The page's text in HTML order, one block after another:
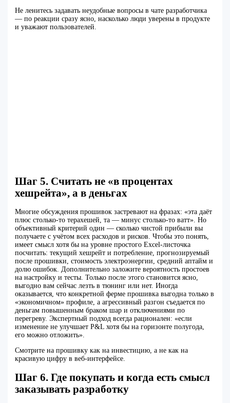
Не ленитесь задавать неудобные вопросы в чате разработчика
— по реакции сразу ясно, насколько люди уверены в продукте
и уважают пользователей.
Шаг 5. Считать не «в процентах
хешрейта», а в деньгах
Многие обсуждения прошивок застревают на фразах: «эта даёт
плюс столько‑то терахешей, та — минус столько‑то ватт». Но
объективный критерий один — сколько чистой прибыли вы
получаете с учётом всех расходов и рисков. Чтобы это понять,
имеет смысл хотя бы на уровне простого Excel‑листочка
посчитать: текущий хешрейт и потребление, прогнозируемый
после прошивки, стоимость электроэнергии, средний аптайм и
долю ошибок. Дополнительно заложите вероятность простоев
на настройку и тесты. Только после этого становится ясно,
выгодно вам сейчас лезть в тюнинг или нет. Иногда
оказывается, что конкретной ферме прошивка выгодна только в
«экономичном» профиле, а агрессивный разгон съедается по
деньгам повышенным браком шар и отключениями по
перегреву. Экспертный подход всегда рационален: «если
изменение не улучшает P&L хотя бы на горизонте полугода,
его можно отложить».
Смотрите на прошивку как на инвестицию, а не как на
красивую цифру в веб-интерфейсе.
Шаг 6. Где покупать и когда есть смысл
заказывать разработку